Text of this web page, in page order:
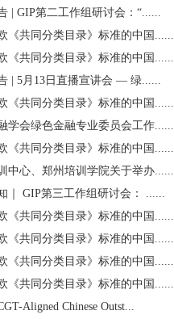
| GIP第二工作组研讨会：“......
《共同分类目录》标准的中国......
《共同分类目录》标准的中国......
| 5月13日直播宣讲会 — 绿......
《共同分类目录》标准的中国......
学会绿色金融专业委员会工作......
《共同分类目录》标准的中国......
中心、郑州培训学院关于举办......
｜ GIP第三工作组研讨会： ......
《共同分类目录》标准的中国......
《共同分类目录》标准的中国......
《共同分类目录》标准的中国......
《共同分类目录》标准的中国......
Aligned Chinese Outst...